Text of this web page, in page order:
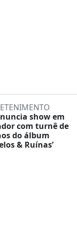
show em
com turnê de
do álbum
& Ruínas’